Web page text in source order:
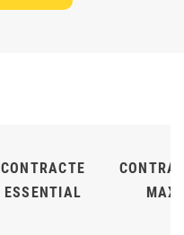
CONTRACTE
ESSENTIAL
MAX